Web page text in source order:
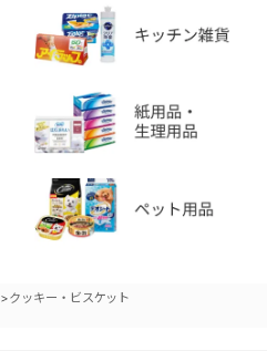
>クッキー・ビスケット